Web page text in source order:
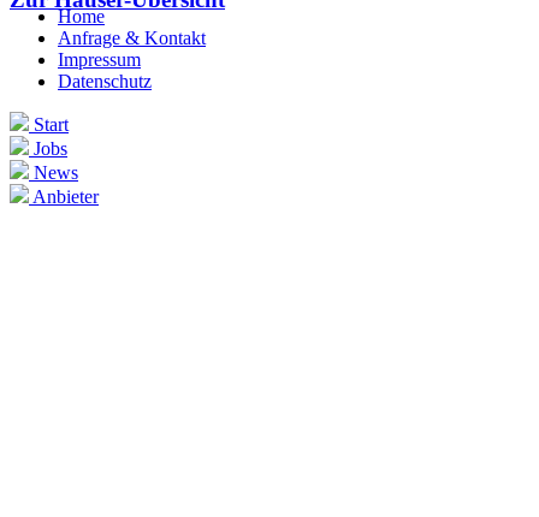
Home
Anfrage & Kontakt
Impressum
Datenschutz
Start
Jobs
News
Anbieter